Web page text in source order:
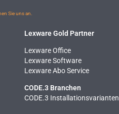
Sie uns an.
Lexware Gold Partner
Lexware Office
Lexware Software
Lexware Abo Service
CODE.3 Branchen
CODE.3 Installationsvarianten